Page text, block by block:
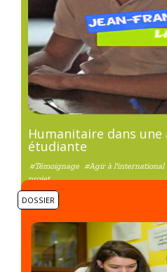
Humanitaire dans une
étudiante
#Témoignage #Agir à l'international
projet
DOSSIER